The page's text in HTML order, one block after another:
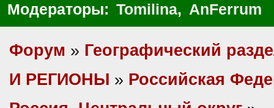
Модераторы: Tomilina, AnFerrum
Форум » Географический
И РЕГИОНЫ » Российская